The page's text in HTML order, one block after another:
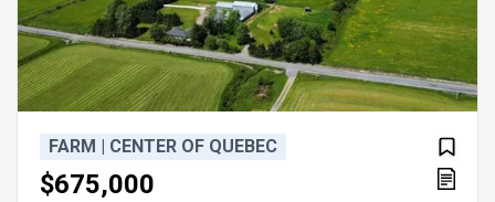
FARM | CENTER OF QUEBEC
$675,000